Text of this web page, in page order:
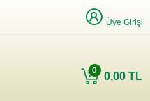
Üye Girişi
0,00 TL
0